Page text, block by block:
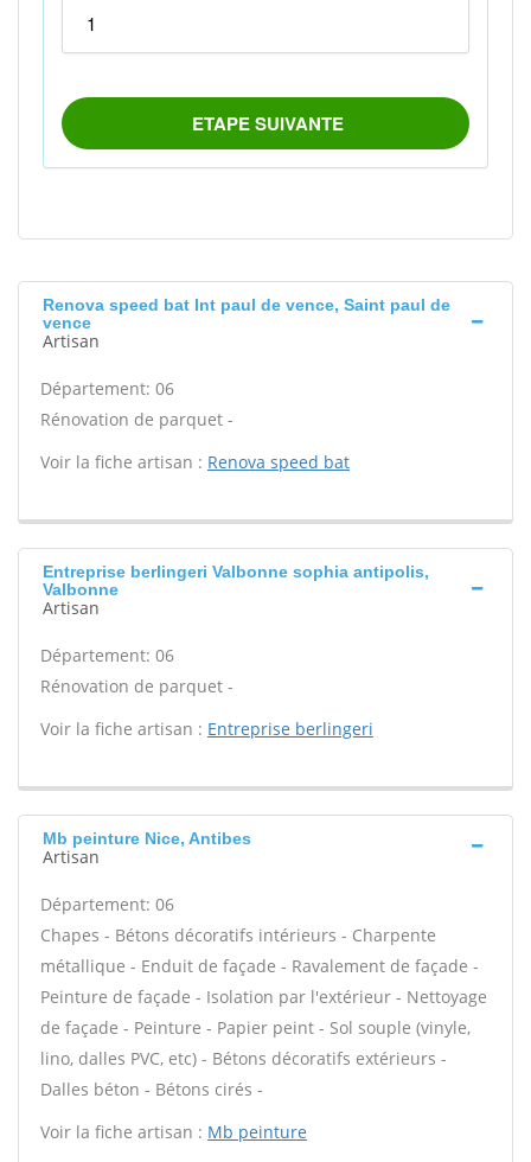
Renova speed bat Int paul de vence, Saint paul de
vence
Artisan
Département: 06
Rénovation de parquet -
Voir la fiche artisan : Renova speed bat
Entreprise berlingeri Valbonne sophia antipolis,
Valbonne
Artisan
Département: 06
Rénovation de parquet -
Voir la fiche artisan : Entreprise berlingeri
Mb peinture Nice, Antibes
Artisan
Département: 06
Chapes - Bétons décoratifs intérieurs - Charpente
métallique - Enduit de façade - Ravalement de façade -
Peinture de façade - Isolation par l'extérieur - Nettoyage
de façade - Peinture - Papier peint - Sol souple (vinyle,
lino, dalles PVC, etc) - Bétons décoratifs extérieurs -
Dalles béton - Bétons cirés -
Voir la fiche artisan : Mb peinture